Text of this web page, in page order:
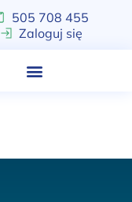
505 708 455
Zaloguj się